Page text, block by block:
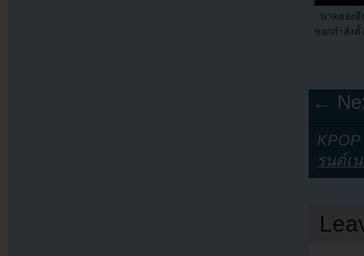
นาคยองอึ
ซอกกำลังตั้
←
รนด์เ